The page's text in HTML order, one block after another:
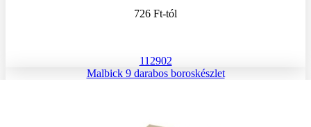
726 Ft-tól
112902
Malbick 9 darabos boroskészlet